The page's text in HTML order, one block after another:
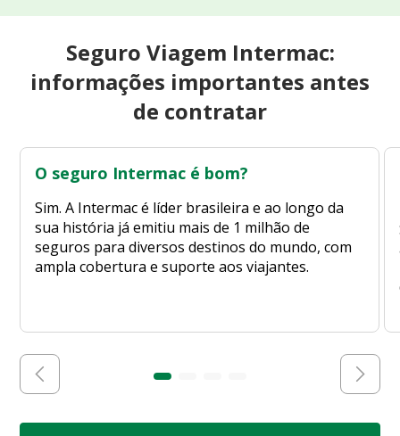
Seguro Viagem Intermac:
informações importantes antes
de contratar
O seguro Intermac é bom?
Sim. A Intermac é líder brasileira e ao longo da
sua história já emitiu mais de 1 milhão de
seguros para diversos destinos do mundo, com
ampla cobertura e suporte aos viajantes.